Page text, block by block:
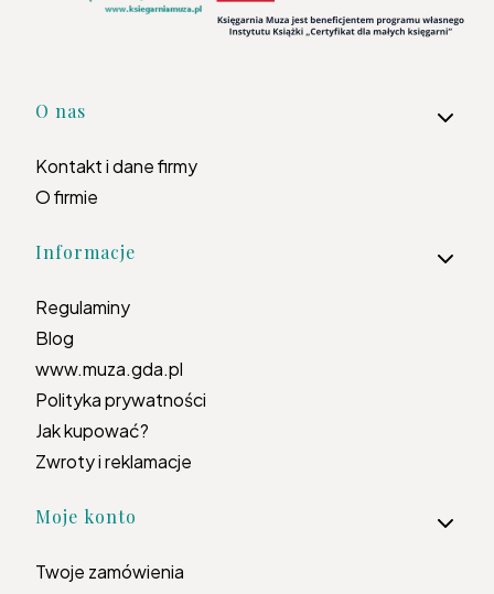
Linki w stopce
O nas
Kontakt i dane firmy
O firmie
Informacje
Regulaminy
Blog
www.muza.gda.pl
Polityka prywatności
Jak kupować?
Zwroty i reklamacje
Moje konto
Twoje zamówienia